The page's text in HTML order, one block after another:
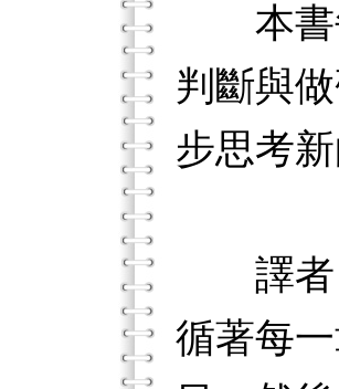
本書每
判斷與
步思考
譯者自
循著每